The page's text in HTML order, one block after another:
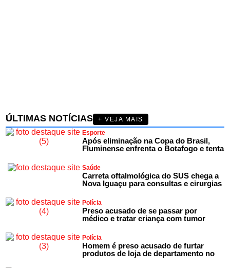
ÚLTIMAS NOTÍCIAS
+ VEJA MAIS
Esporte
Após eliminação na Copa do Brasil,
Fluminense enfrenta o Botafogo e tenta
Saúde
Carreta oftalmológica do SUS chega a
Nova Iguaçu para consultas e cirurgias
Polícia
Preso acusado de se passar por
médico e tratar criança com tumor
Polícia
Homem é preso acusado de furtar
produtos de loja de departamento no